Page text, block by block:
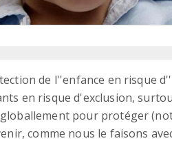
de l''enfance en risque
en risque d'exclusion,
pour protéger
comme nous le faisons